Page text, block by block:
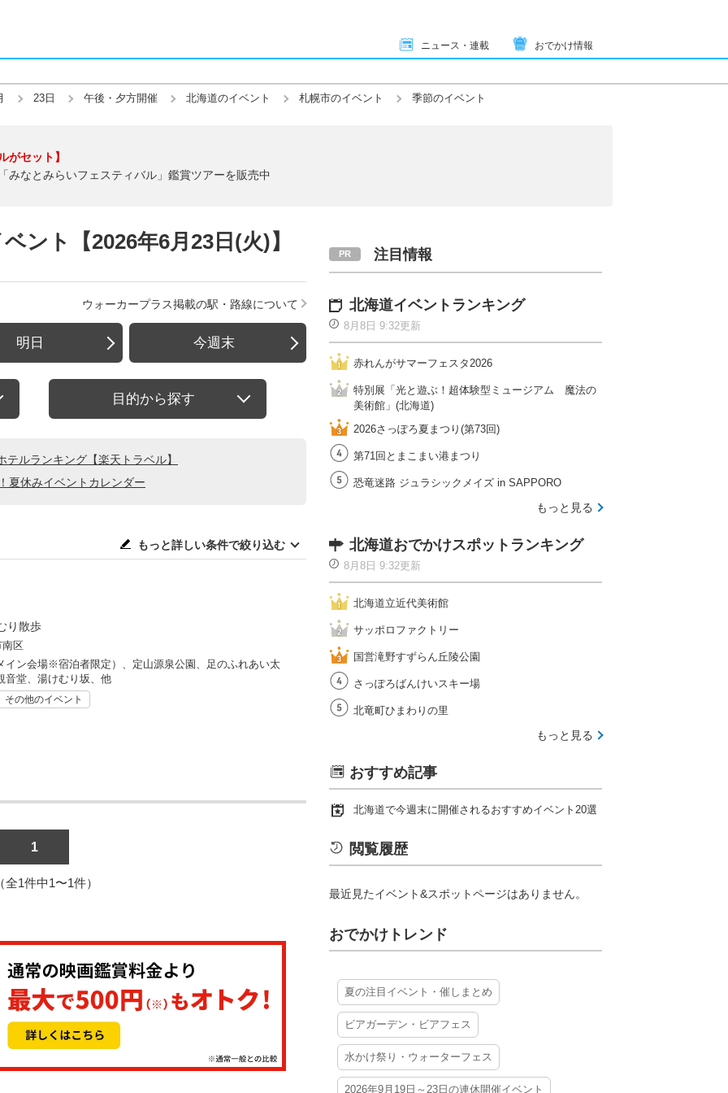
ニュース・連載 おでかけ情報
23日 午後・夕方開催 北海道のイベント 札幌市のイベント 季節のイベント
がセット】
みなとみらいフェスティバル」鑑賞ツアーを販売中
ント【2026年6月23日(火)】
ウォーカープラス掲載の駅・路線について
明日 今週末
目的から探す
ルランキング【楽天トラベル】
夏休みイベントカレンダー
もっと詳しい条件で絞り込む
り散歩
区
イン会場※宿泊者限定）、定山源泉公園、足のふれあい太
音堂、湯けむり坂、他
その他のイベント
1
全1件中1〜1件）
注目情報
北海道イベントランキング
8月8日 9:32更新
赤れんがサマーフェスタ2026
特別展「光と遊ぶ！超体験型ミュージアム 魔法の
美術館」(北海道)
2026さっぽろ夏まつり(第73回)
第71回とまこまい港まつり
恐竜迷路 ジュラシックメイズ in SAPPORO
もっと見る
北海道おでかけスポットランキング
8月8日 9:32更新
北海道立近代美術館
サッポロファクトリー
国営滝野すずらん丘陵公園
さっぽろばんけいスキー場
北竜町ひまわりの里
もっと見る
おすすめ記事
北海道で今週末に開催されるおすすめイベント20選
閲覧履歴
最近見たイベント&スポットページはありません。
おでかけトレンド
夏の注目イベント・催しまとめ
ビアガーデン・ビアフェス
水かけ祭り・ウォーターフェス
2026年9月19日～23日の連休開催イベント